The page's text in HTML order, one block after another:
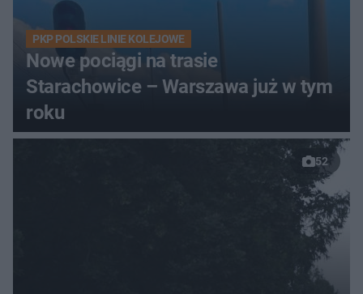
PKP POLSKIE LINIE KOLEJOWE
Nowe pociągi na trasie
Starachowice – Warszawa już w tym
roku
52